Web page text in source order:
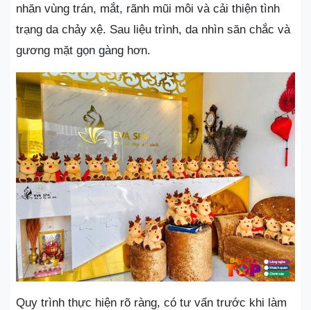
nhăn vùng trán, mắt, rãnh mũi môi và cải thiện tình
trạng da chảy xệ. Sau liệu trình, da nhìn săn chắc và
gương mặt gọn gàng hơn.
Quy trình thực hiện rõ ràng, có tư vấn trước khi làm